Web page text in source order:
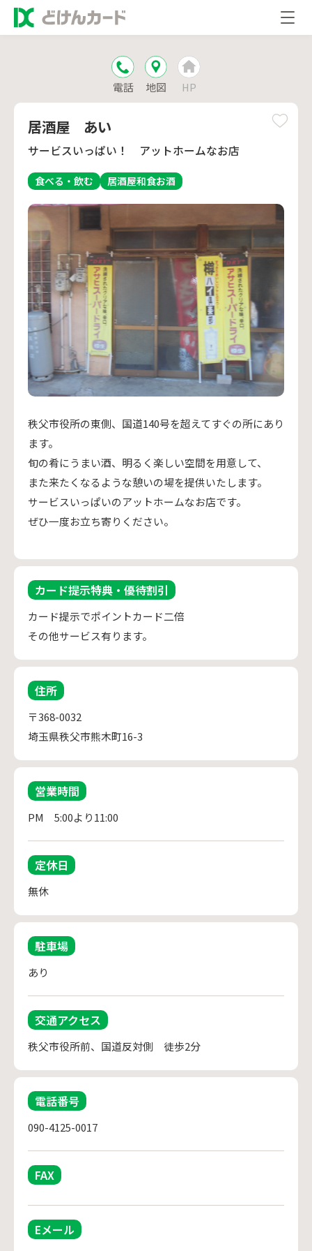
電話 地図 HP
居酒屋 あい
サービスいっぱい！ アットホームなお店
食べる・飲む 居酒屋和食お酒
秩父市役所の東側、国道140号を超えてすぐの所にあり
ます。
旬の肴にうまい酒、明るく楽しい空間を用意して、
また来たくなるような憩いの場を提供いたします。
サービスいっぱいのアットホームなお店です。
ぜひ一度お立ち寄りください。
カード提示特典・優待割引
カード提示でポイントカード二倍
その他サービス有ります。
住所
〒368-0032
埼玉県秩父市熊木町16-3
営業時間
PM　5:00より11:00
定休日
無休
駐車場
あり
交通アクセス
秩父市役所前、国道反対側　徒歩2分
電話番号
090-4125-0017
FAX
Eメール